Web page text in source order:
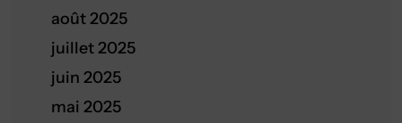
août 2025
juillet 2025
juin 2025
mai 2025